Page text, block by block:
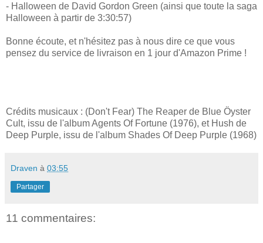
- Halloween de David Gordon Green (ainsi que toute la saga
Halloween à partir de 3:30:57)
Bonne écoute, et n'hésitez pas à nous dire ce que vous
pensez du service de livraison en 1 jour d'Amazon Prime !
Crédits musicaux : (Don't Fear) The Reaper de Blue Öyster
Cult, issu de l'album Agents Of Fortune (1976), et Hush de
Deep Purple, issu de l'album Shades Of Deep Purple (1968)
Draven à 03:55
Partager
11 commentaires: